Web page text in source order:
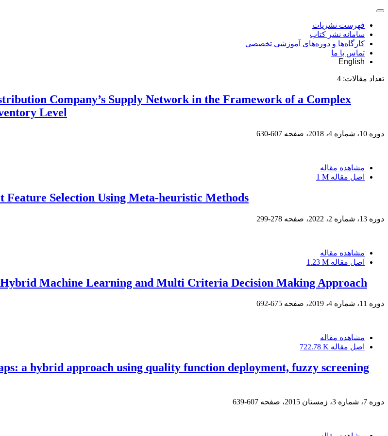
فهرست نشریات
سامانه نشر کتاب
کارگاه‌ها و دوره‌های آموزشی تخصصی
تماس با ما
English
تعداد مقالات: 4
Company’s Supply Network in the Framework of a Complex
Level
دوره 10، شماره 4، 2018، صفحه 607-630
مشاهده مقاله
اصل مقاله 1 M
Selection Using Meta-heuristic Methods
دوره 13، شماره 2، 2022، صفحه 278-299
مشاهده مقاله
اصل مقاله 1.23 M
Hybrid Machine Learning and Multi Criteria Decision Making Approach
دوره 11، شماره 4، 2019، صفحه 675-692
مشاهده مقاله
اصل مقاله 722.78 K
a hybrid approach using quality function deployment, fuzzy screening
دوره 7، شماره 3، زمستان 2015، صفحه 607-639